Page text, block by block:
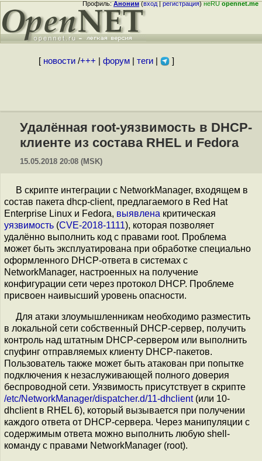
Профиль:Аноним(вход|регистрация)неRUopennet.me
[ новости/+++ форум| теги| ]
Удалённая root-уязвимость в DHCP-
клиенте из состава RHEL и Fedora
15.05.2018 20:08 (MSK)
В скрипте интеграции с NetworkManager, входящем в
состав пакета dhcp-client, предлагаемого в Red Hat
Enterprise Linux и Fedora, выявлена критическая
уязвимость (CVE-2018-1111), которая позволяет
удалённо выполнить код с правами root. Проблема
может быть эксплуатирована при обработке специально
оформленного DHCP-ответа в системах c
NetworkManager, настроенных на получение
конфигурации сети через протокол DHCP. Проблеме
присвоен наивысший уровень опасности.
Для атаки злоумышленникам необходимо разместить
в локальной сети собственный DHCP-сервер, получить
контроль над штатным DHCP-сервером или выполнить
спуфинг отправляемых клиенту DHCP-пакетов.
Пользователь также может быть атакован при попытке
подключения к незаслуживающей полного доверия
беспроводной сети. Уязвимость присутствует в скрипте
/etc/NetworkManager/dispatcher.d/11-dhclient(или 10-
dhclient в RHEL 6), который вызывается при получении
каждого ответа от DHCP-сервера. Через манипуляции с
содержимым ответа можно выполнить любую shell-
команду с правами NetworkManager (root).